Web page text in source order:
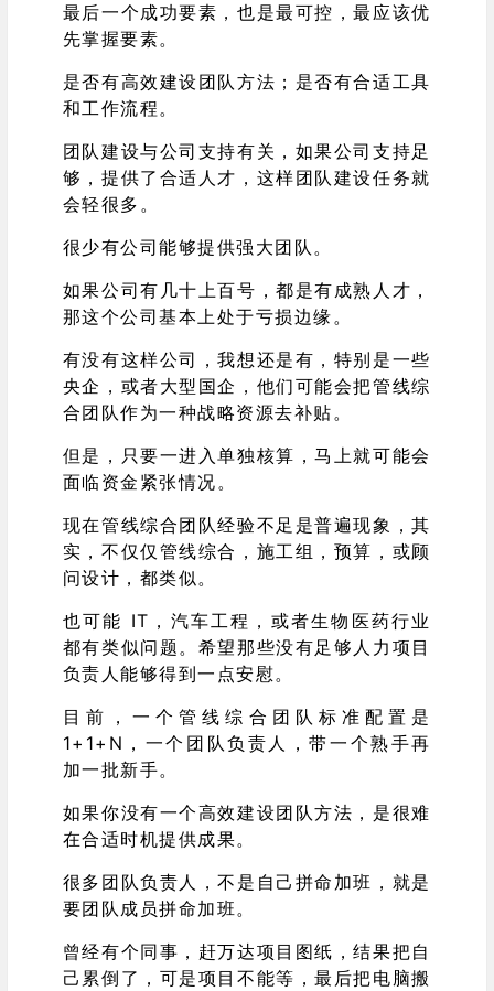
最后一个成功要素，也是最可控，最应该优
先掌握要素。
是否有高效建设团队方法；是否有合适工具
和工作流程。
团队建设与公司支持有关，如果公司支持足
够，提供了合适人才，这样团队建设任务就
会轻很多。
很少有公司能够提供强大团队。
如果公司有几十上百号，都是有成熟人才，
那这个公司基本上处于亏损边缘。
有没有这样公司，我想还是有，特别是一些
央企，或者大型国企，他们可能会把管线综
合团队作为一种战略资源去补贴。
但是，只要一进入单独核算，马上就可能会
面临资金紧张情况。
现在管线综合团队经验不足是普遍现象，其
实，不仅仅管线综合，施工组，预算，或顾
问设计，都类似。
也可能 IT，汽车工程，或者生物医药行业
都有类似问题。希望那些没有足够人力项目
负责人能够得到一点安慰。
目前，一个管线综合团队标准配置是
1+1+N，一个团队负责人，带一个熟手再
加一批新手。
如果你没有一个高效建设团队方法，是很难
在合适时机提供成果。
很多团队负责人，不是自己拼命加班，就是
要团队成员拼命加班。
曾经有个同事，赶万达项目图纸，结果把自
己累倒了，可是项目不能等，最后把电脑搬